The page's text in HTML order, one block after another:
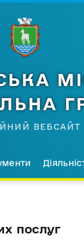
ВЕБСАЙТ
послуг